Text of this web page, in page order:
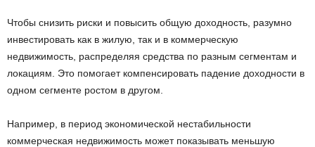
Чтобы снизить риски и повысить общую доходность, разумно
инвестировать как в жилую, так и в коммерческую
недвижимость, распределяя средства по разным сегментам и
локациям. Это помогает компенсировать падение доходности в
одном сегменте ростом в другом.
Например, в период экономической нестабильности
коммерческая недвижимость может показывать меньшую